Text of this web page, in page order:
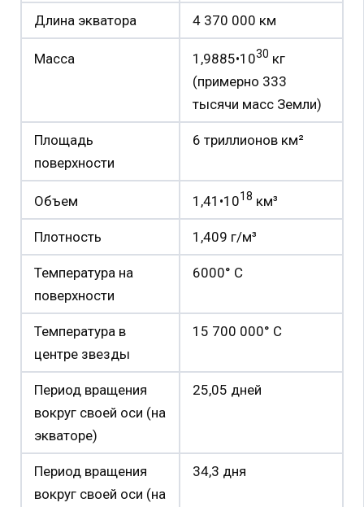
Длина экватора 4 370 000 км
Масса 1,9885•1030 кг
(примерно 333
тысячи масс Земли)
Площадь
поверхности
6 триллионов км²
Объем 1,41•1018 км³
Плотность 1,409 г/м³
Температура на
поверхности
6000° С
Температура в
центре звезды
15 700 000° С
Период вращения
вокруг своей оси (на
экваторе)
25,05 дней
Период вращения
вокруг своей оси (на
34,3 дня